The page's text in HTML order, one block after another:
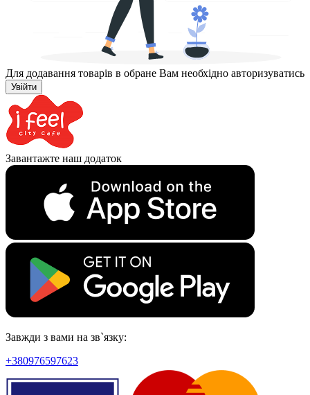
Для додавання товарів в обране Вам необхідно авторизуватись
Увійти
Завантажте наш додаток
Завжди з вами на зв`язку:
+380976597623